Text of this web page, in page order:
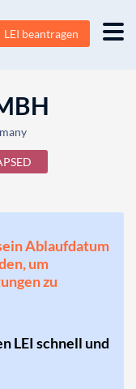
LEI beantragen
Ablaufdatum
um
zu
LEI schnell und